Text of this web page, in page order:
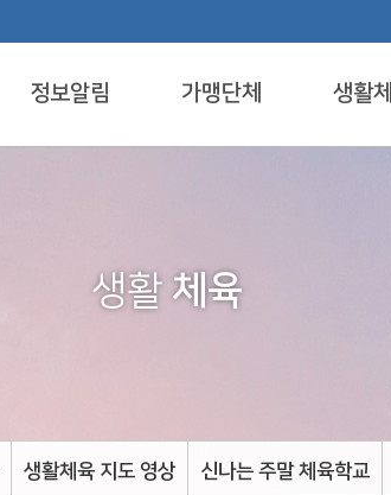
정보알림 가맹단체 생활
생활 체육
생활체육 지도 영상 신나는 주말 체육학교